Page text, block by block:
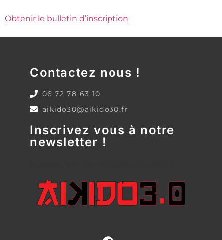
Obtenir le bulletin d’inscription
Contactez nous !
06 72 78 63 10
aikido30@aikido30.fr
Inscrivez vous à notre
newsletter !